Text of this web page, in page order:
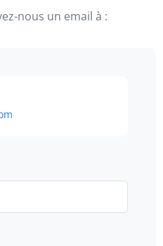
nous un email à :